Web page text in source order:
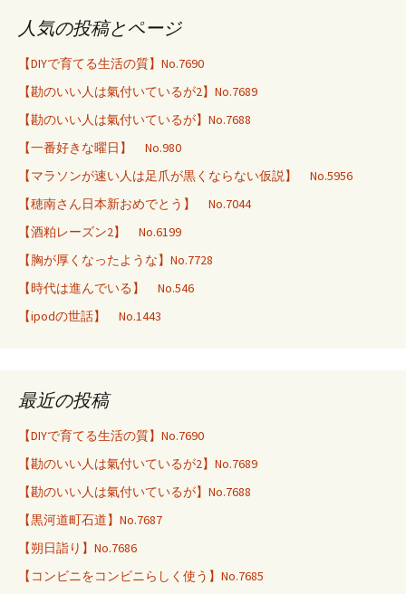
人気の投稿とページ
【DIYで育てる生活の質】No.7690
【勘のいい人は氣付いているが2】No.7689
【勘のいい人は氣付いているが】No.7688
【一番好きな曜日】 No.980
【マラソンが速い人は足爪が黒くならない仮説】 No.5956
【穂南さん日本新おめでとう】 No.7044
【酒粕レーズン2】 No.6199
【胸が厚くなったような】No.7728
【時代は進んでいる】 No.546
【ipodの世話】 No.1443
最近の投稿
【DIYで育てる生活の質】No.7690
【勘のいい人は氣付いているが2】No.7689
【勘のいい人は氣付いているが】No.7688
【黒河道町石道】No.7687
【朔日詣り】No.7686
【コンビニをコンビニらしく使う】No.7685